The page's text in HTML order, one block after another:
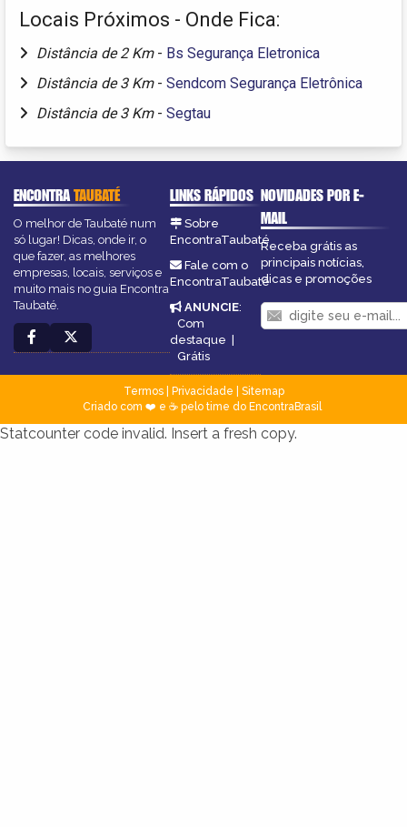
Locais Próximos - Onde Fica:
Distância de 2 Km - Bs Segurança Eletronica
Distância de 3 Km - Sendcom Segurança Eletrônica
Distância de 3 Km - Segtau
ENCONTRATAUBATÉ
O melhor de Taubaté num
só lugar! Dicas, onde ir, o
que fazer, as melhores
empresas, locais, serviços e
muito mais no guia Encontra
Taubaté.
LINKS RÁPIDOS
Sobre
EncontraTaubaté
Fale com o
EncontraTaubaté
ANUNCIE:
Com
destaque |
Grátis
NOVIDADES POR E-
MAIL
Receba grátis as
principais notícias,
dicas e promoções
Termos| Privacidade
Sitemap
Criado com ❤️ e ☕ pelo time do EncontraBrasil
Statcounter code invalid. Insert a fresh copy.